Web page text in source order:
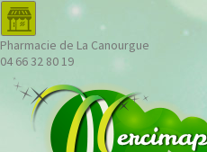
Pharmacie de La Canourgue
04 66 32 80 19